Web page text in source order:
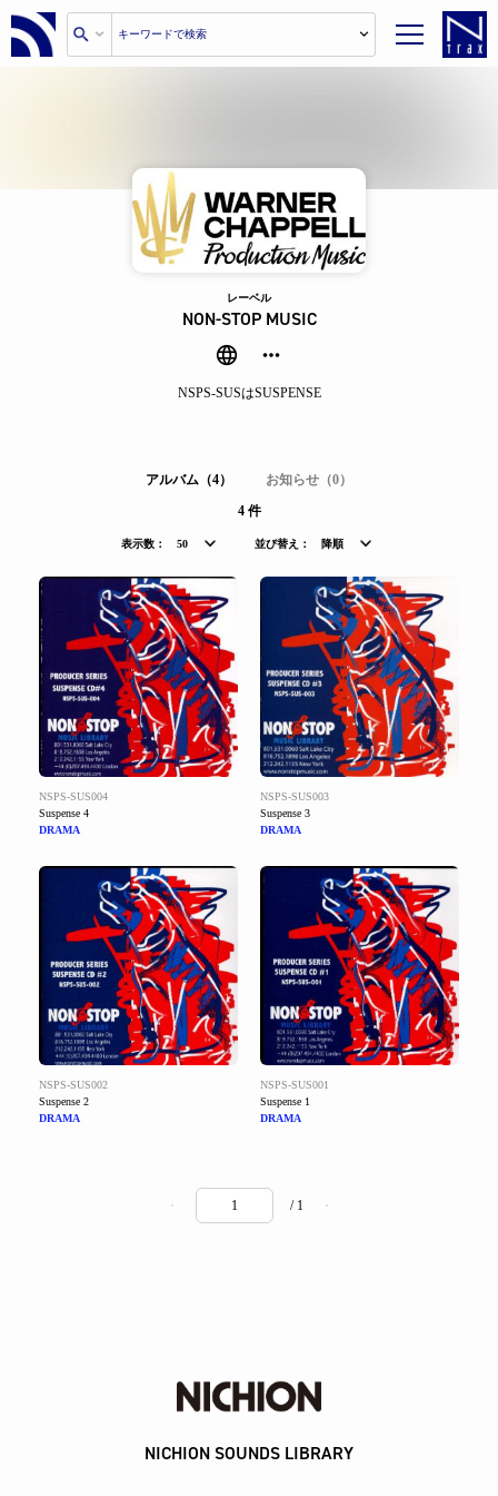
レーベル
NON-STOP MUSIC
NSPS-SUSはSUSPENSE
アルバム（4）
お知らせ（0）
4 件
表示数： 50 並び替え： 降順
NSPS-SUS004
Suspense 4
DRAMA
NSPS-SUS003
Suspense 3
DRAMA
NSPS-SUS002
Suspense 2
DRAMA
NSPS-SUS001
Suspense 1
DRAMA
/ 1
NICHION SOUNDS LIBRARY